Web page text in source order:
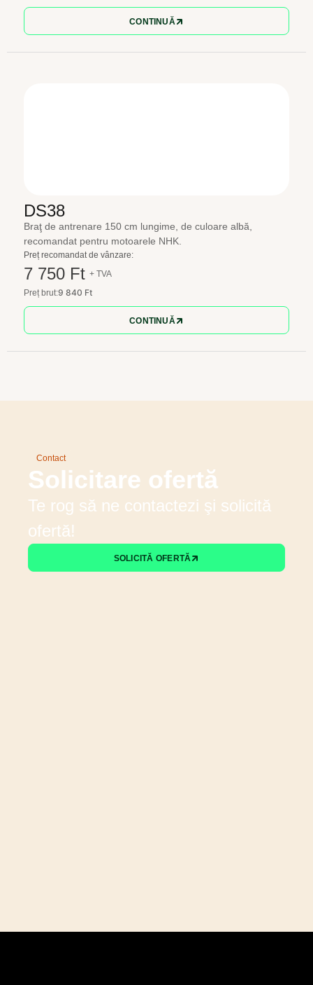
CONTINUĂ
DS38
Braţ de antrenare 150 cm lungime, de culoare albă,
recomandat pentru motoarele NHK.
Preț recomandat de vânzare:
7 750 Ft + TVA
Preț brut:9 840 Ft
CONTINUĂ
Contact
Solicitare ofertă
Te rog să ne contactezi şi solicită
ofertă!
SOLICITĂ OFERTĂ